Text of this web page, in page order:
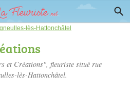
lès-Hattonchâtel
et Créations", fleuriste situé rue
lès-Hattonchâtel.